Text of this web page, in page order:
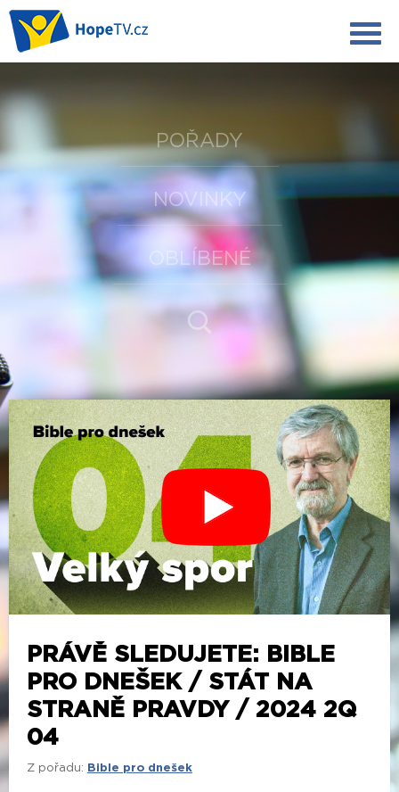
POŘADY
NOVINKY
OBLÍBENÉ
PRÁVĚ SLEDUJETE: BIBLE
PRO DNEŠEK / STÁT NA
STRANĚ PRAVDY / 2024 2Q
04
Z pořadu: Bible pro dnešek